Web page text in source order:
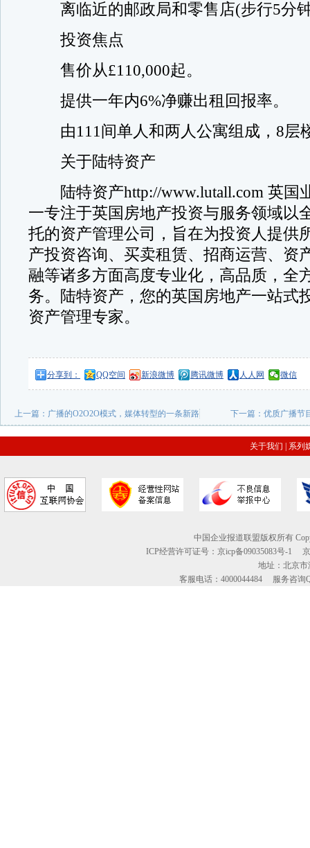
离临近的邮政局和零售店(步行5分
投资焦点
售价从£110,000起。
提供一年内6%净赚出租回报率。
由111间单人和两人公寓组成，8层
关于陆特资产
陆特资产http://www.lutall.com 英国
一专注于英国房地产投资与服务领域以
托的资产管理公司，旨在为投资人提供
产投资咨询、买卖租赁、招商运营、资
融等诸多方面高度专业化，高品质，全
务。陆特资产，您的英国房地产一站式
资产管理专家。
分享到： QQ空间 新浪微博 腾讯微博 人人网 微信
上一篇： 广播的O2O2O模式，媒体转型的一条新路 下一篇：优质广播节
关于我们 系列
中国企业报道联盟版权所有
ICP经营许可证号：京icp备09035083号-1
地址：北京市
客服电话：4000044484 服务咨询